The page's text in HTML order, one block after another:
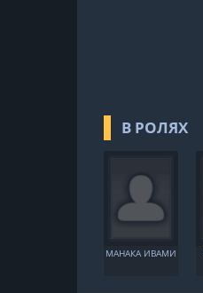
В РОЛЯХ
МАНАКА ИВАМИ